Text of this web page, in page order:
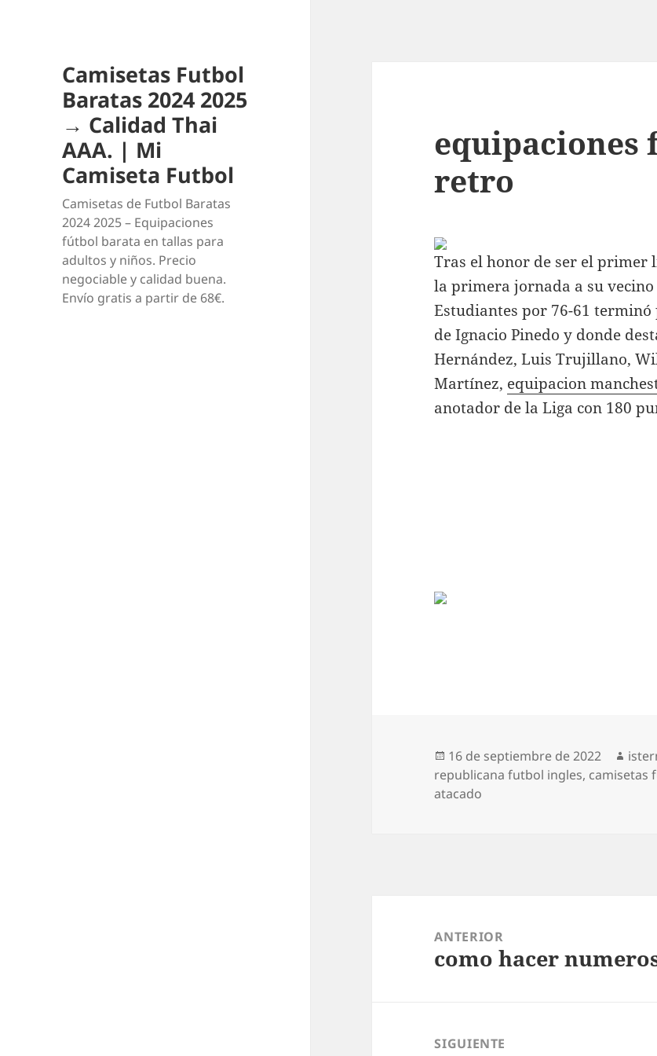
Camisetas Futbol
Baratas 2024 2025
→ Calidad Thai
AAA. | Mi
Camiseta Futbol
Camisetas de Futbol Baratas
2024 2025 – Equipaciones
fútbol barata en tallas para
adultos y niños. Precio
negociable y calidad buena.
Envío gratis a partir de 68€.
equipaciones
retro
Tras el honor de ser el primer
la primera jornada a su
Estudiantes por 76-61
de Ignacio Pinedo y donde
Hernández, Luis Trujillano,
Martínez, equipacion
anotador de la Liga con 180
Publicado
el
16 de septiembre de 2022
republicana futbol ingles, camisetas
atacado
entradas
ANTERIOR
Entrada
como hacer
SIGUIENTE